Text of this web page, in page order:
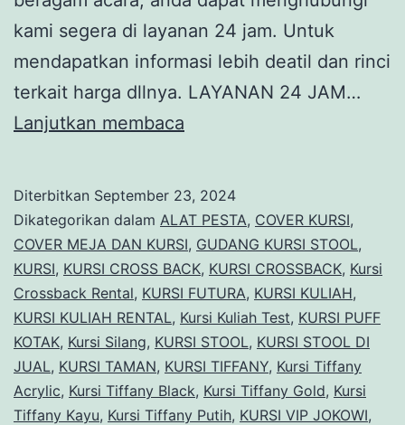
kami segera di layanan 24 jam. Untuk
mendapatkan informasi lebih deatil dan rinci
terkait harga dllnya. LAYANAN 24 JAM…
Lanjutkan membaca
Stok
Dan
Model
Terbanyak
Area
Jakarta
Diterbitkan September 23, 2024
Dikategorikan dalam ALAT PESTA, COVER KURSI,
COVER MEJA DAN KURSI, GUDANG KURSI STOOL,
KURSI, KURSI CROSS BACK, KURSI CROSSBACK, Kursi
Crossback Rental, KURSI FUTURA, KURSI KULIAH,
KURSI KULIAH RENTAL, Kursi Kuliah Test, KURSI PUFF
KOTAK, Kursi Silang, KURSI STOOL, KURSI STOOL DI
JUAL, KURSI TAMAN, KURSI TIFFANY, Kursi Tiffany
Acrylic, Kursi Tiffany Black, Kursi Tiffany Gold, Kursi
Tiffany Kayu, Kursi Tiffany Putih, KURSI VIP JOKOWI,